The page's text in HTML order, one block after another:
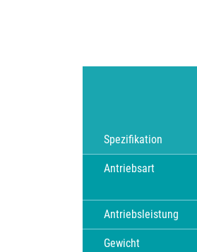
Spezifikation
Antriebsart
Antriebsleistung
Gewicht